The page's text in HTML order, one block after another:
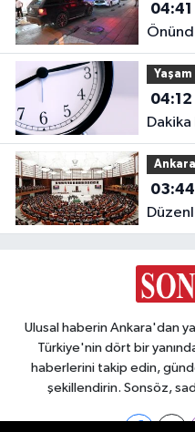
04:41
Yaşam
04:12
Dakika
Ankara
03:44
Kabul
Ulusal haberin Ankara'dan
Türkiye'nin dört bir
haberlerini takip edin,
şekillendirin. Sonsöz,